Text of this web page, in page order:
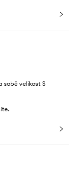
sobě velikost S